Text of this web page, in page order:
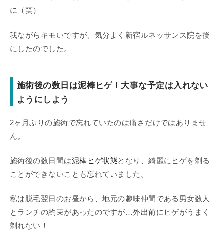
に（笑）
我ながらキモいですが、気分よく新宿ルネッサンス院を後
にしたのでした。
施術後の数日は泥棒ヒゲ！大事な予定は入れない
ようにしよう
2ヶ月ぶりの施術で忘れていたのは痛さだけではありませ
ん。
施術後の数日間は泥棒ヒゲ状態となり、綺麗にヒゲを剃る
ことができないことも忘れていました。
私は脱毛翌日のお昼から、地元の趣味仲間である男女数人
とランチの約束があったのですが…外出前にヒゲがうまく
剃れない！